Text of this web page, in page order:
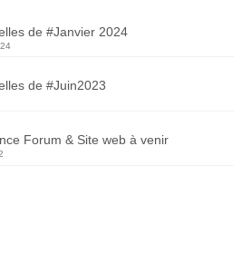
de #Janvier 2024
de #Juin2023
Forum & Site web à venir